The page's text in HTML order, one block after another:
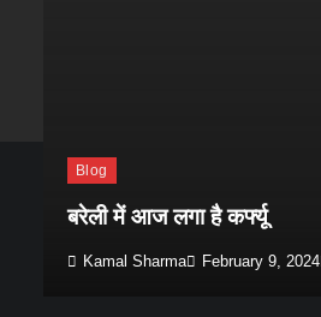
Blog
बरेली में आज लगा है कर्फ्यू
Kamal Sharma February 9, 2024